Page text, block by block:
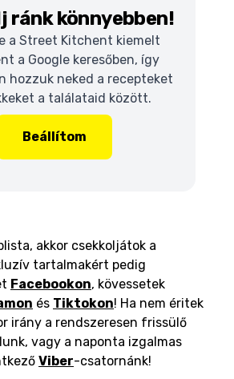
ránk könnyebben!
a Street Kitchent kiemelt
a Google keresőben, így
hozzuk neked a recepteket
a találataid között.
Beállítom
akkor csekkoljátok a
tartalmakért pedig
Facebookon, kövessetek
és Tiktokon! Ha nem éritek
irány a rendszeresen frissülő
vagy a naponta izgalmas
Viber-csatornánk!